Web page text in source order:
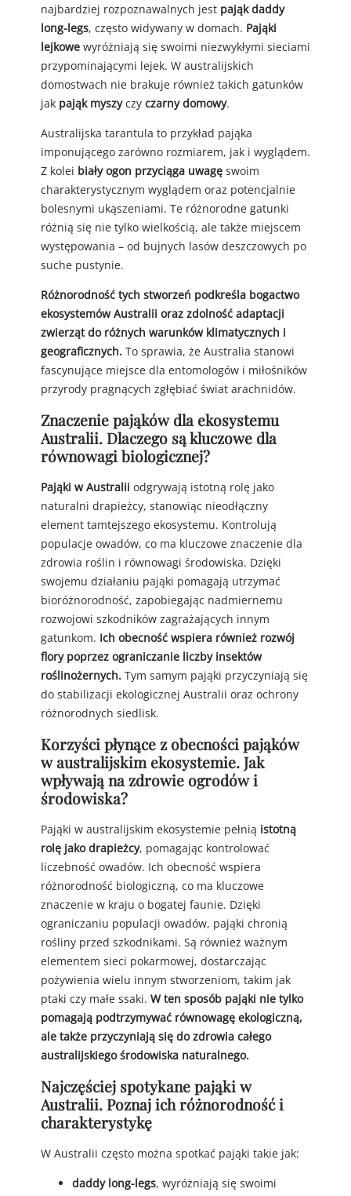
najbardziej rozpoznawalnych jest pająk daddy
long-legs, często widywany w domach. Pająki
lejkowe wyróżniają się swoimi niezwykłymi sieciami
przypominającymi lejek. W australijskich
domostwach nie brakuje również takich gatunków
jak pająk myszyczy czarny domowy.
Australijska tarantula to przykład pająka
imponującego zarówno rozmiarem, jak i wyglądem.
Z kolei biały ogon przyciąga uwagę swoim
charakterystycznym wyglądem oraz potencjalnie
bolesnymi ukąszeniami. Te różnorodne gatunki
różnią się nie tylko wielkością, ale także miejscem
występowania – od bujnych lasów deszczowych po
suche pustynie.
Różnorodność tych stworzeń podkreśla bogactwo
ekosystemów Australii oraz zdolność adaptacji
zwierząt do różnych warunków klimatycznych i
geograficznych. To sprawia, że Australia stanowi
fascynujące miejsce dla entomologów i miłośników
przyrody pragnących zgłębiać świat arachnidów.
Znaczenie pająków dla ekosystemu
Australii. Dlaczego są kluczowe dla
równowagi biologicznej?
Pająki w Australii odgrywają istotną rolę jako
naturalni drapieżcy, stanowiąc nieodłączny
element tamtejszego ekosystemu. Kontrolują
populacje owadów, co ma kluczowe znaczenie dla
zdrowia roślin i równowagi środowiska. Dzięki
swojemu działaniu pająki pomagają utrzymać
bioróżnorodność, zapobiegając nadmiernemu
rozwojowi szkodników zagrażających innym
gatunkom. Ich obecność wspiera również rozwój
flory poprzez ograniczanie liczby insektów
roślinożernych. Tym samym pająki przyczyniają się
do stabilizacji ekologicznej Australii oraz ochrony
różnorodnych siedlisk.
Korzyści płynące z obecności pająków
w australijskim ekosystemie. Jak
wpływają na zdrowie ogrodów i
środowiska?
Pająki w australijskim ekosystemie pełnią istotną
rolę jako drapieżcy, pomagając kontrolować
liczebność owadów. Ich obecność wspiera
różnorodność biologiczną, co ma kluczowe
znaczenie w kraju o bogatej faunie. Dzięki
ograniczaniu populacji owadów, pająki chronią
rośliny przed szkodnikami. Są również ważnym
elementem sieci pokarmowej, dostarczając
pożywienia wielu innym stworzeniom, takim jak
ptaki czy małe ssaki. W ten sposób pająki nie tylko
pomagają podtrzymywać równowagę ekologiczną,
ale także przyczyniają się do zdrowia całego
australijskiego środowiska naturalnego.
Najczęściej spotykane pająki w
Australii. Poznaj ich różnorodność i
charakterystykę
W Australii często można spotkać pająki takie jak:
daddy long-legs, wyróżniają się swoimi